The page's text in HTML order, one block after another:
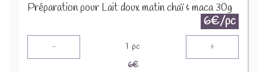
Préparation pour Lait doux matin chaï & maca 30g
6€/pc
- 1 pc +
6€